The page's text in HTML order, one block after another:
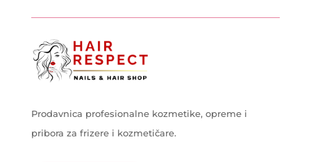
Prodavnica profesionalne kozmetike, opreme i
pribora za frizere i kozmetičare.